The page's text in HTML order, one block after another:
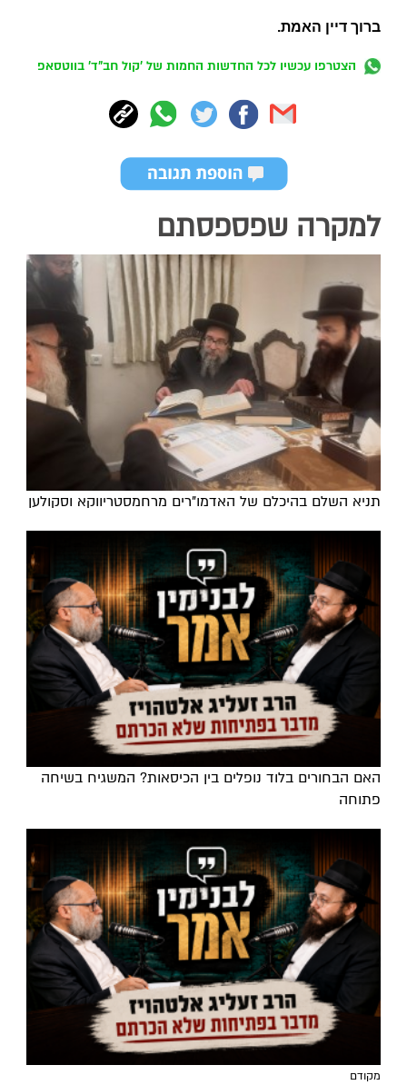
ברוך דיין האמת.
הצטרפו עכשיו לכל החדשות החמות של 'קול חב"ד' בווטסאפ
למקרה שפספסתם
תניא השלם בהיכלם של האדמו"רים מרחמסטריווקא וסקולען
האם הבחורים בלוד נופלים בין הכיסאות? המשגיח בשיחה
פתוחה
מקודם